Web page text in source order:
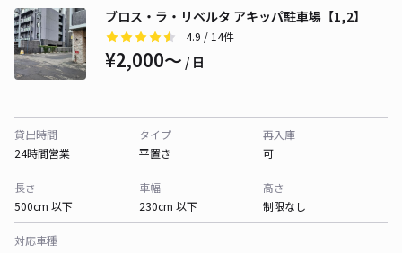
ブロス・ラ・リベルタ アキッパ駐車場【1,2】
4.9 / 14件
¥2,000〜 / 日
貸出時間
24時間営業
タイプ
平置き
再入庫
可
長さ
500cm 以下
車幅
230cm 以下
高さ
制限なし
対応車種